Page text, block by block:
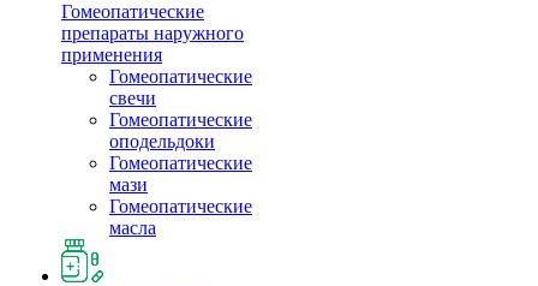
Гомеопатические
препараты наружного
применения
Гомеопатические
свечи
Гомеопатические
оподельдоки
Гомеопатические
мази
Гомеопатические
масла